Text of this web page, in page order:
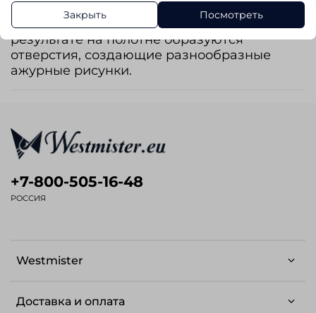
порядке отдельных петель на петли
соседних петельных столбиков. В
результате на полотне образуются
отверстия, создающие разнообразные
ажурные рисунки.
Westmister
Доставка и оплата
+7-800-505-16-48
РОССИЯ
Закрыть Посмотреть